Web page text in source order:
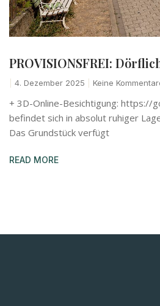
PROVISIONSFREI:
4. Dezember 2025 Keine
+ 3D-Online-Besichtigung: https://
befindet sich in absolut ruhiger
Das Grundstück verfügt
READ MORE